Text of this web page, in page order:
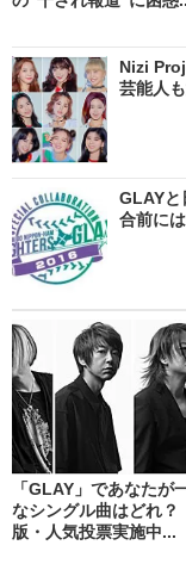
Nizi
芸能人
GLAY
合前に
「GLAY」であなたが
なシングル曲はどれ？
版・人気投票実施中...